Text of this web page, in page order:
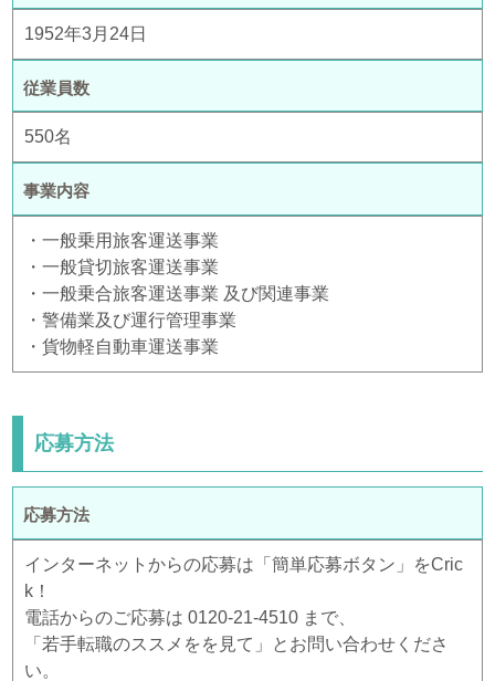
1952年3月24日
従業員数
550名
事業内容
・一般乗用旅客運送事業
・一般貸切旅客運送事業
・一般乗合旅客運送事業 及び関連事業
・警備業及び運行管理事業
・貨物軽自動車運送事業
応募方法
応募方法
インターネットからの応募は「簡単応募ボタン」をCric
k！
電話からのご応募は 0120-21-4510 まで、
「若手転職のススメをを見て」とお問い合わせくださ
い。